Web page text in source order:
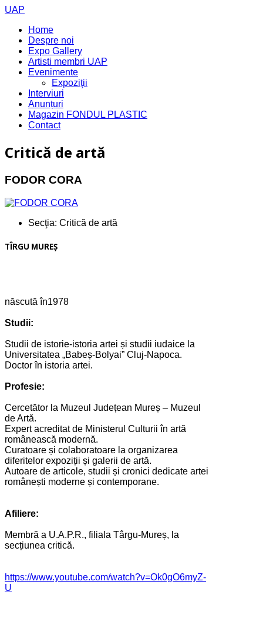
UAP
Home
Despre noi
Expo Gallery
Artisti membri UAP
Evenimente
Expoziţii
Interviuri
Anunțuri
Magazin FONDUL PLASTIC
Contact
Critică de artă
FODOR CORA
Secţia: Critică de artă
TÎRGU MUREŞ
născută în1978
Studii:
Studii de istorie-istoria artei și studii iudaice la
Universitatea „Babeș-Bolyai” Cluj-Napoca.
Doctor în istoria artei.
Profesie:
Cercetător la Muzeul Județean Mureș – Muzeul
de Artă.
Expert acreditat de Ministerul Culturii în artă
românească modernă.
Curatoare și colaboratoare la organizarea
diferitelor expoziții și galerii de artă.
Autoare de articole, studii și cronici dedicate artei
românești moderne și contemporane.
Afiliere:
Membră a U.A.P.R., filiala Târgu-Mureș, la
secțiunea critică.
https://www.youtube.com/watch?v=Ok0gO6myZ-
U